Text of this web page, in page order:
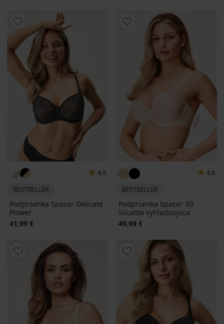
4,9
BESTSELLER
Podprsenka Spacer Delicate
Flower
41,99 €
4,8
BESTSELLER
Podprsenka Spacer 3D
Siluette vyhladzujúca
49,99 €